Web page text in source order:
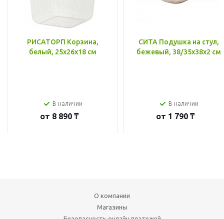
РИСАТОРП Корзина,
белый, 25x26x18 см
В наличии
от 8 890 ₸
СИТА Подушка на стул,
бежевый, 38/35x38x2 см
В наличии
от 1 790 ₸
О компании
Магазины